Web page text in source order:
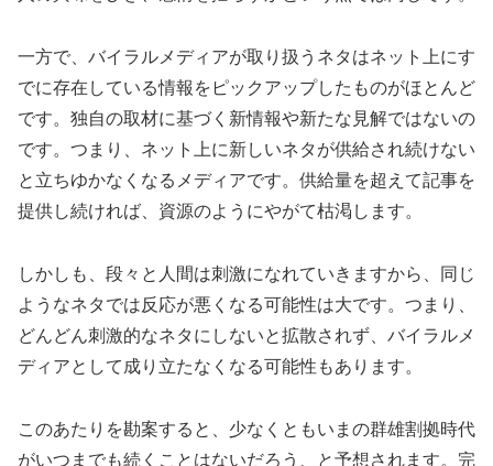
一方で、バイラルメディアが取り扱うネタはネット上にす
でに存在している情報をピックアップしたものがほとんど
です。独自の取材に基づく新情報や新たな見解ではないの
です。つまり、ネット上に新しいネタが供給され続けない
と立ちゆかなくなるメディアです。供給量を超えて記事を
提供し続ければ、資源のようにやがて枯渇します。
しかしも、段々と人間は刺激になれていきますから、同じ
ようなネタでは反応が悪くなる可能性は大です。つまり、
どんどん刺激的なネタにしないと拡散されず、バイラルメ
ディアとして成り立たなくなる可能性もあります。
このあたりを勘案すると、少なくともいまの群雄割拠時代
がいつまでも続くことはないだろう、と予想されます。完